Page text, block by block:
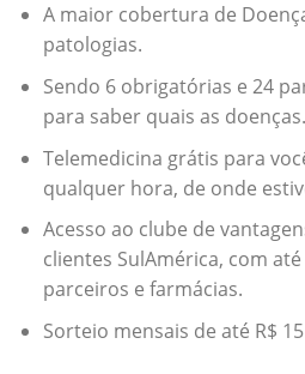
A maior cobertura de
patologias.
Sendo 6 obrigatórias e 24
para saber quais as doenças.
Telemedicina grátis para
qualquer hora, de onde
Acesso ao clube de
clientes SulAmérica, com
parceiros e farmácias.
Sorteio mensais de até R$